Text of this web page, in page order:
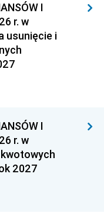
I
r. w
usunięcie i
I
r. w
2027